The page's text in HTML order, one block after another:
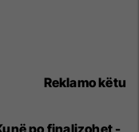
Reklamo këtu
po finalizohet -